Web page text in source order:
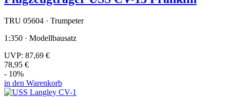
TRU 05604 · Trumpeter
1:350 · Modellbausatz
UVP: 87,69 €
78,95 €
- 10%
in den Warenkorb